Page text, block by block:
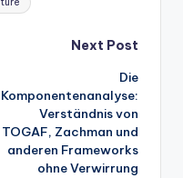
Next Post
Die
Komponentenanalyse:
Verständnis von
TOGAF, Zachman und
anderen Frameworks
ohne Verwirrung